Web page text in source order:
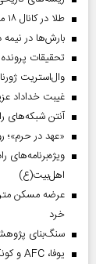
طلا در کانال ۱۸ میلیون ماند؛ سکه امامی ۱۸۶ میلیون تومان شد
بارش‌ها در
تحقیقات
وال‌استریت ژورنال: ۴۲ هواپیمای نظامی آمریکا در حملات ایران
غیبت خداداد
آنتن شبکه‌های
«عهد در حرم»؛
ویژه‌برنامه‌های
اهل‌بیت(ع)
عرضه مسکن
خرد
سنگ‌بنای
یوفا، AFC و کونکاکاف فیفا را به «تخلف اساسی از اعتماد» متهم کردند